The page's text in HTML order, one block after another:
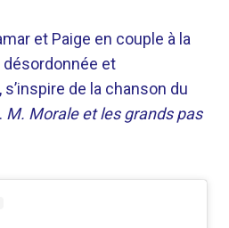
et Paige en couple à la
désordonnée et
de la chanson du
M. Morale et les grands pas